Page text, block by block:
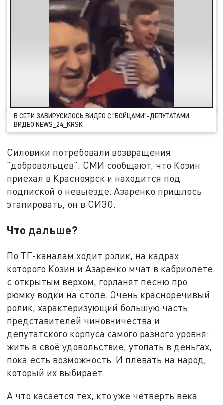
В СЕТИ ЗАВИРУСИЛОСЬ ВИДЕО С "БОЙЦАМИ"-ДЕПУТАТАМИ.
ВИДЕО NEWS_24_KRSK
Силовики потребовали возвращения
"добровольцев". СМИ сообщают, что Козин
приехал в Красноярск и находится под
подпиской о невыезде. Азаренко пришлось
этапировать, он в СИЗО.
Что дальше?
По ТГ-каналам ходит ролик, на кадрах
которого Козин и Азаренко мчат в кабриолете
с открытым верхом, горланят песню про
рюмку водки на столе. Очень красноречивый
ролик, характеризующий большую часть
представителей чиновничества и
депутатского корпуса самого разного уровня:
жить в своё удовольствие, утопать в деньгах,
пока есть возможность. И плевать на народ,
который их выбирает.
А что касается тех, кто уже четверть века